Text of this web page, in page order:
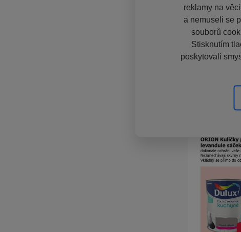
reklamy na
a nemuseli se
souborů
Stisknutím
poskytovali